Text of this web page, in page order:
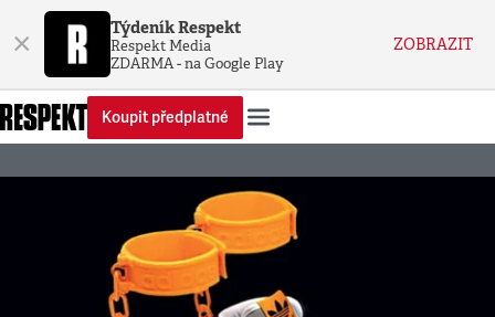
× Týdeník Respekt
Respekt Media
ZDARMA - na Google Play
ZOBRAZIT
Koupit předplatné